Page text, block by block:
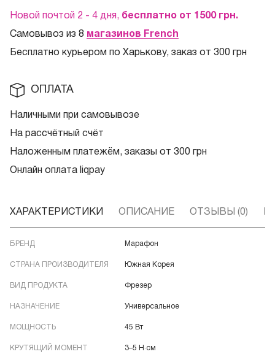
Новой почтой 2 - 4 дня, бесплатно от 1500 грн.
Самовывоз из 8 магазинов French
Бесплатно курьером по Харькову, заказ от 300 грн
ОПЛАТА
Наличными при самовывозе
На рассчётный счёт
Наложенным платежём, заказы от 300 грн
Онлайн оплата liqpay
ХАРАКТЕРИСТИКИ ОПИСАНИЕ ОТЗЫВЫ (0)
БРЕНД Марафон
СТРАНА ПРОИЗВОДИТЕЛЯ Южная Корея
ВИД ПРОДУКТА Фрезер
НАЗНАЧЕНИЕ Универсальное
МОЩНОСТЬ 45 Вт
КРУТЯЩИЙ МОМЕНТ 3–5 Н·см